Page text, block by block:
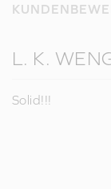
L. K.
Solid!!!